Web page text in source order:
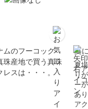
ムのフーコック
珠産地で買う真珠
レスは・・・。
夏
夏
り
ー
あ
ア